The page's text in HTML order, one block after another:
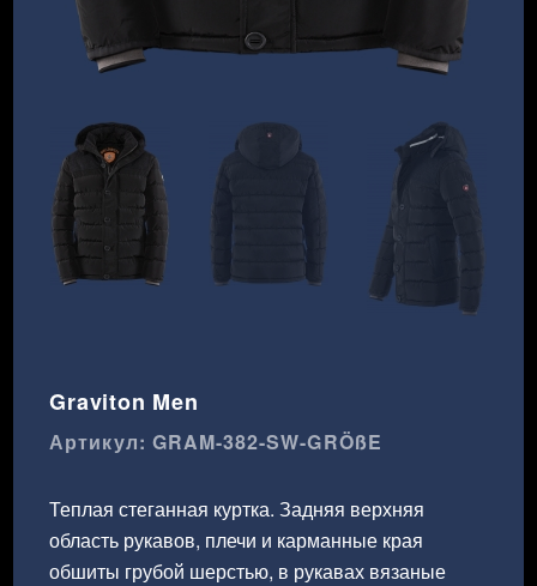
Graviton Men
Артикул: GRAM-382-SW-GRÖßE
Теплая стеганная куртка. Задняя верхняя
область рукавов, плечи и карманные края
обшиты грубой шерстью, в рукавах вязаные